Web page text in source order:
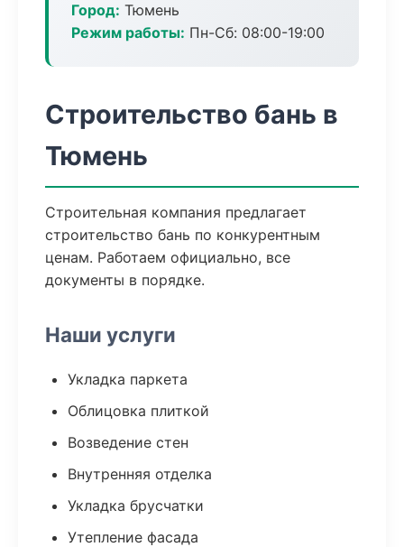
Город: Тюмень
Режим работы: Пн-Сб: 08:00-19:00
Строительство бань в
Тюмень
Строительная компания предлагает
строительство бань по конкурентным
ценам. Работаем официально, все
документы в порядке.
Наши услуги
Укладка паркета
Облицовка плиткой
Возведение стен
Внутренняя отделка
Укладка брусчатки
Утепление фасада